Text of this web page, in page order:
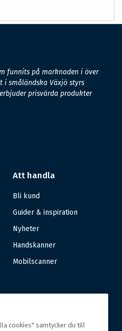
funnits på marknaden i över
i småländska Växjö styrs
prisvärda produkter
Att handla
Bli kund
Guider & inspiration
Nyheter
Handskanner
Mobilscanner
cookies" samtycker du till